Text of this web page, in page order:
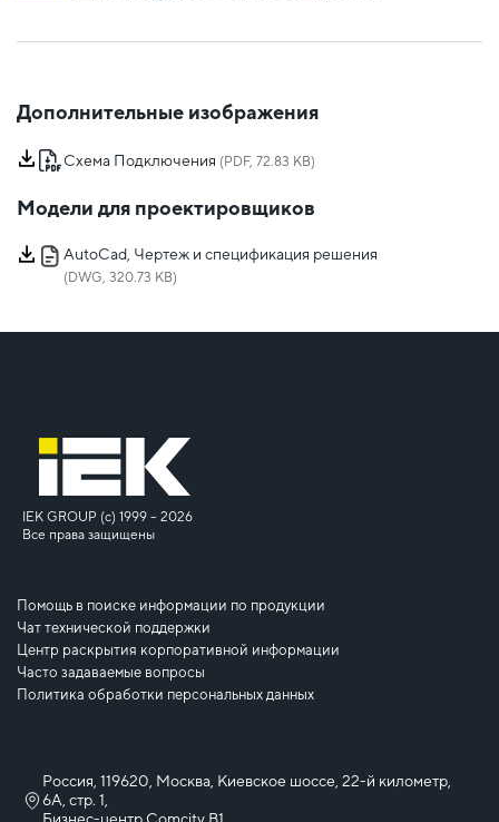
Дополнительные изображения
Схема Подключения (PDF, 72.83 KB)
Модели для проектировщиков
AutoCad, Чертеж и спецификация решения
(DWG, 320.73 KB)
IEK GROUP (c) 1999 – 2026
Все права защищены
Помощь в поиске информации по продукции
Чат технической поддержки
Центр раскрытия корпоративной информации
Часто задаваемые вопросы
Политика обработки персональных данных
Россия, 119620, Москва, Киевское шоссе, 22-й километр,
6А, стр. 1,